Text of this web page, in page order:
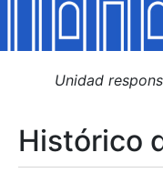
Mostrar/Ocultar
Mostrar/Ocultar
Mostrar/Ocultar
Unidad
Histórico